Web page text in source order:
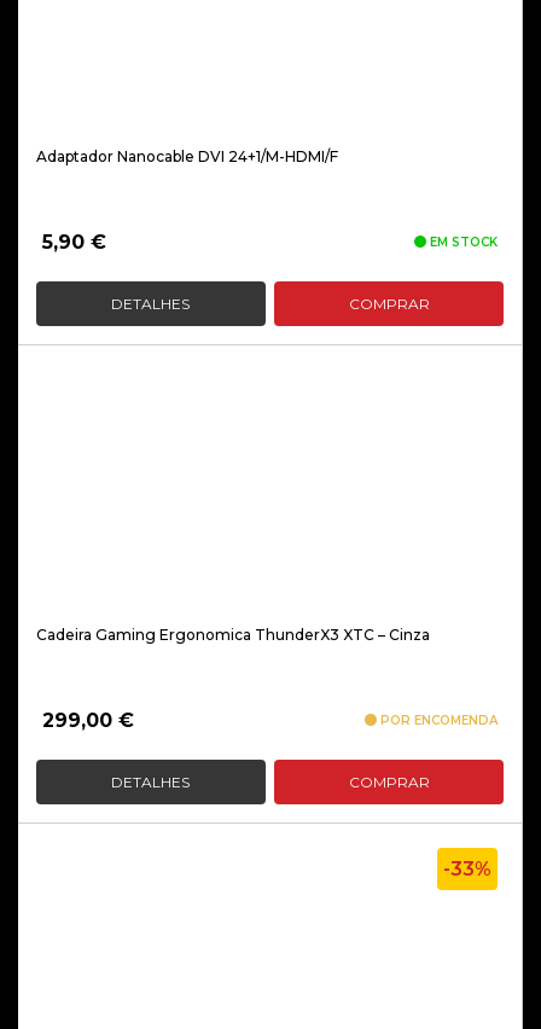
Adaptador Nanocable DVI 24+1/M-HDMI/F
5,90 € EM STOCK
DETALHES COMPRAR
Cadeira Gaming Ergonomica ThunderX3 XTC – Cinza
299,00 € POR ENCOMENDA
DETALHES COMPRAR
-33%